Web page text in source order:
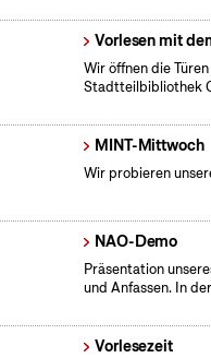
Vorlesen mit
Wir öffnen die
Stadtteilbibliothek
MINT-Mittwoch
Wir probieren
NAO-Demo
Präsentation
und Anfassen. In
Vorlesezeit